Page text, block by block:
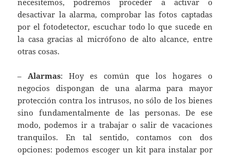
desactivar la alarma, comprobar las fotos captadas
por el fotodetector, escuchar todo lo que sucede en
la casa gracias al micrófono de alto alcance, entre
otras cosas.
– Alarmas: Hoy es común que los hogares o
negocios dispongan de una alarma para mayor
protección contra los intrusos, no sólo de los bienes
sino fundamentalmente de las personas. De ese
modo, podemos ir a trabajar o salir de vacaciones
tranquilos. En tal sentido, contamos con dos
opciones: podemos escoger un kit para instalar por